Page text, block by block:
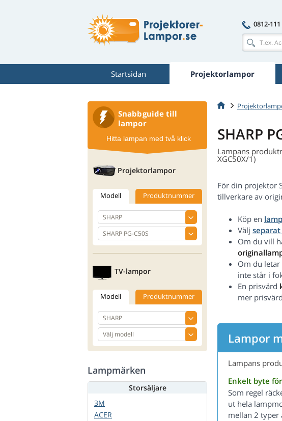
0812-111
Startsidan Projektorlampor
SHARP
Lampans
XGC50X/1)
För din projektor
tillverkare av
Köp en
Välj
Om du vill
Om du
inte står i
En prisvärd
mer
Lampor
Lampans
Enkelt byte
Som regel
ut hela
mellan 2 typer
Snabbguide till
lampor
Hitta lampan med två klick
Projektorlampor
Modell Produktnummer
TV-lampor
Modell Produktnummer
Lampmärken
Storsäljare
3M
ACER